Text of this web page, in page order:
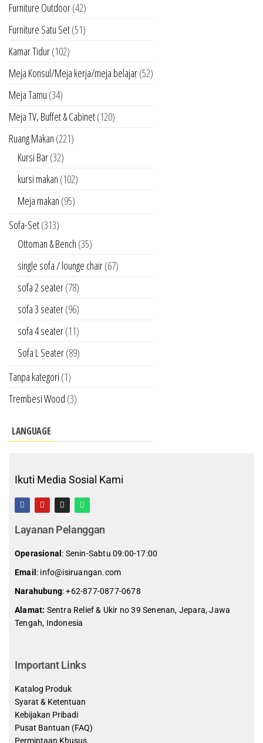
Furniture Outdoor(42)
Furniture Satu Set(51)
Kamar Tidur(102)
Meja Konsul/Meja kerja/meja belajar(52)
Meja Tamu (34)
Meja TV, Buffet & Cabinet(120)
Ruang Makan (221)
Kursi Bar(32)
kursi makan (102)
Meja makan (95)
Sofa-Set(313)
Ottoman & Bench (35)
single sofa / lounge chair(67)
sofa 2 seater(78)
sofa 3 seater(96)
sofa 4 seater(11)
Sofa L Seater(89)
Tanpa kategori (1)
Trembesi Wood (3)
LANGUAGE
Ikuti Media Sosial Kami
Layanan Pelanggan
Operasional : Senin-Sabtu 09:00-17:00
Email : info@isiruangan.com
Narahubung:+62-877-0877-0678
Alamat: Sentra Relief & Ukir no 39 Senenan, Jepara, Jawa
Tengah, Indonesia
Important Links
Katalog Produk
Syarat & Ketentuan
Kebijakan Pribadi
Pusat Bantuan (FAQ)
Permintaan Khusus